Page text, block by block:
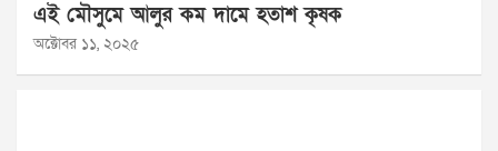
এই মৌসুমে আলুর কম দামে হতাশ কৃষক
অক্টোবর ১১, ২০২৫